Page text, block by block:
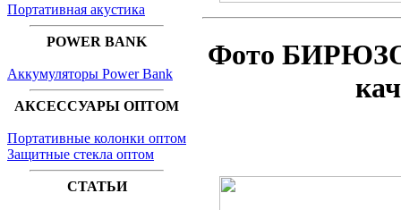
Портативная акустика
POWER BANK
Аккумуляторы Power Bank
АКСЕССУАРЫ ОПТОМ
Портативные колонки оптом
Защитные стекла оптом
СТАТЬИ
Фото